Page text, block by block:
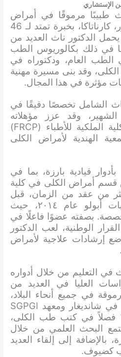
الإستشاري
طبيبًا مرموقًا في أمراض
الكلى، ويقيم في بنغالور، كارناتاكا، بخبرة تمتد لـ 46
الدكتور ناث العديد من
في ذلك بكالوريوس الطب
الطب العام، ودكتوراه في
وقد بنى مسيرة مهنية
مؤثرة في هذا المجال.
الشامل تخصصًا دقيقًا في
مركز CMC Vellore الشهير، وقد عزز مؤهلاته
بحصوله على زمالة الكلية الملكية للأطباء (FRCP)
الهندية لأمراض الكلى
قيادية بارزة، بما في
قسم أمراض الكلى في كلية
من عقد من الزمان، قبل
انضمامه إلى مستشفيات أبولو عام ٢٠١٤، حيث
بصفته عضوًا فاعلًا في
الوطنية، لعب الدكتور
إرشادات علاجية لأمراض
في التعليم من خلال أدواره
العليا في العديد من
في جميع أنحاء البلاد،
بما في ذلك معهد PGI في شانديغار ومعهد SGPGI
في لكناو. وقد ألّف ١٥ فصلاً في كتب طب الكلى،
البحث العلمي من خلال
بالإضافة إلى إلقاء العديد
كضيوف.